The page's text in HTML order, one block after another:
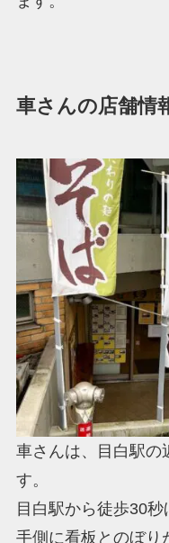
車さんの店舗情
車さんは、目白駅の
す。
目白駅から徒歩30
手側に看板とのぼり